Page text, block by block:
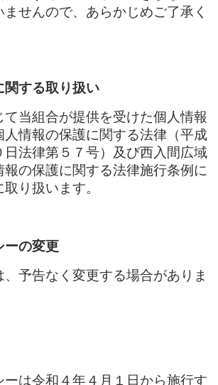
せんので、あらかじめご了承く
する取り扱い
当組合が提供を受けた個人情報
人情報の保護に関する法律（平成
日法律第５７号）及び西入間広域
報の保護に関する法律施行条例に
り扱います。
の変更
予告なく変更する場合がありま
ーは令和４年４月１日から施行す